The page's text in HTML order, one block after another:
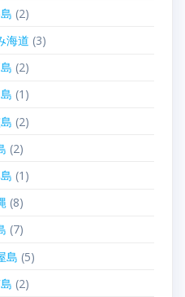
(2)
海道 (3)
(2)
(1)
(2)
(2)
(1)
(8)
(7)
島 (5)
(2)